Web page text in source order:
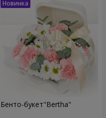
Бенто-букет"Bertha"